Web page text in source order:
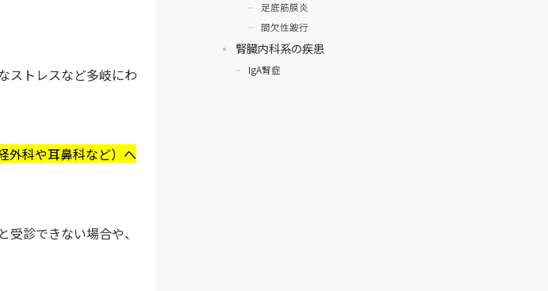
ストレスなど多岐にわ
外科や耳鼻科など）へ
診できない場合や、
足底筋膜炎
間欠性跛行
腎臓内科系の疾患
IgA腎症